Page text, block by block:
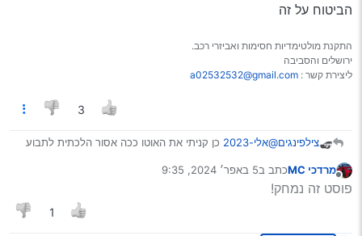
הביטוח על זה
התקנת מולטימדיות חסימות ואביזרי רכב.
ירושלים והסביבה
ליצירת קשר : a02532532@gmail.com
3
צילפינגים@אלי-2023
כן קניתי את האוטו ככה אסור הלכתית לתבוע
מנותק
מרדכי MC כתב ב5 באפר׳ 2024, 9:35
נערך לאחרונה על ידי
פוסט זה נמחק!
1